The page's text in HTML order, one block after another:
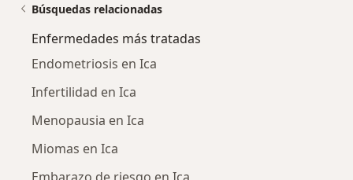
Búsquedas relacionadas
Enfermedades más tratadas
Endometriosis en Ica
Infertilidad en Ica
Menopausia en Ica
Miomas en Ica